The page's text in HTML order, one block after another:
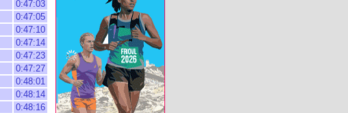
0:47:03
0:47:05
0:47:10
0:47:14
0:47:23
0:47:27
0:48:01
0:48:14
0:48:16